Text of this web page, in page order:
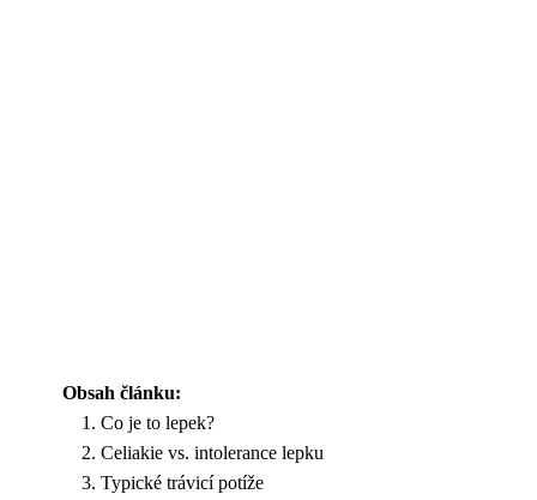
Obsah článku:
Co je to lepek?
Celiakie vs. intolerance lepku
Typické trávicí potíže